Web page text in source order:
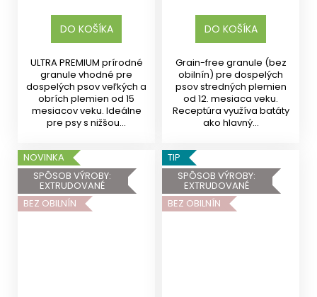
DO KOŠÍKA
ULTRA PREMIUM prírodné
granule vhodné pre
dospelých psov veľkých a
obrích plemien od 15
mesiacov veku. Ideálne
pre psy s nižšou...
DO KOŠÍKA
Grain-free granule (bez
obilnín) pre dospelých
psov stredných plemien
od 12. mesiaca veku.
Receptúra využíva batáty
ako hlavný...
NOVINKA
SPÔSOB VÝROBY:
EXTRUDOVANÉ
BEZ OBILNÍN
TIP
SPÔSOB VÝROBY:
EXTRUDOVANÉ
BEZ OBILNÍN